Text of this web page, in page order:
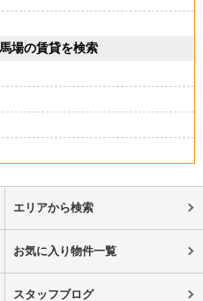
場の賃貸を検索
エリアから検索
お気に入り物件一覧
スタッフブログ